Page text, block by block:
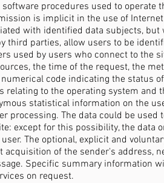
procedures used to
is implicit in the use of
with identified data subjects,
third parties, allow users to be
used by users who connect to the
the time of the request, the
code indicating the status
relating to the operating system and
statistical information on the
processing. The data could be
except for this possibility, the data
The optional, explicit and
of the sender's address,
Specific summary information
on request.